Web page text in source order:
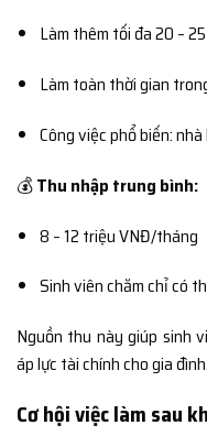
Làm thêm tối đa 20 –
Làm toàn thời gian
Công việc phổ biến:
💰Thu nhập trung bình:
8 – 12 triệu VNĐ/tháng
Sinh viên chăm chỉ có
Nguồn thu này giúp sinh
áp lực tài chính cho gia đình.
Cơ hội việc làm sau